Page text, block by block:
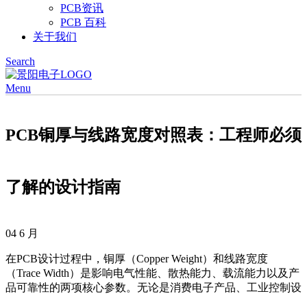
PCB资讯
PCB 百科
关于我们
Search
Menu
PCB铜厚与线路宽度对照表：工程师必须
了解的设计指南
04 6 月
在PCB设计过程中，铜厚（Copper Weight）和线路宽度
（Trace Width）是影响电气性能、散热能力、载流能力以及产
品可靠性的两项核心参数。无论是消费电子产品、工业控制设